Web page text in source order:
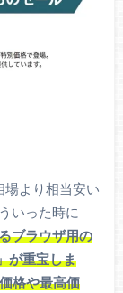
場より相当安い
いった時に
ブラウザ用の
が重宝しま
格や最高価